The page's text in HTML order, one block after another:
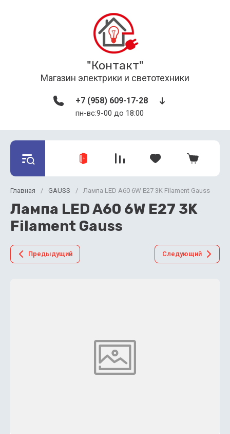
"Контакт"
Магазин электрики и светотехники
+7 (958) 609-17-28
пн-вс:9-00 до 18:00
Главная / GAUSS / Лампа LED A60 6W E27 3K Filament Gauss
Лампа LED A60 6W E27 3K
Filament Gauss
Предыдущий Следующий